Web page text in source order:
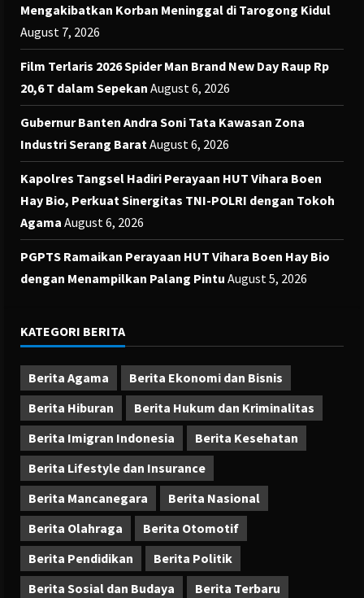
Mengakibatkan Korban Meninggal di Tarogong Kidul
August 7, 2026
Film Terlaris 2026 Spider Man Brand New Day Raup Rp
20,6 T dalam Sepekan August 6, 2026
Gubernur Banten Andra Soni Tata Kawasan Zona
Industri Serang Barat August 6, 2026
Kapolres Tangsel Hadiri Perayaan HUT Vihara Boen
Hay Bio, Perkuat Sinergitas TNI-POLRI dengan Tokoh
Agama August 6, 2026
PGPTS Ramaikan Perayaan HUT Vihara Boen Hay Bio
dengan Menampilkan Palang Pintu August 5, 2026
KATEGORI BERITA
Berita Agama
Berita Ekonomi dan Bisnis
Berita Hiburan
Berita Hukum dan Kriminalitas
Berita Imigran Indonesia
Berita Kesehatan
Berita Lifestyle dan Insurance
Berita Mancanegara
Berita Nasional
Berita Olahraga
Berita Otomotif
Berita Pendidikan
Berita Politik
Berita Sosial dan Budaya
Berita Terbaru